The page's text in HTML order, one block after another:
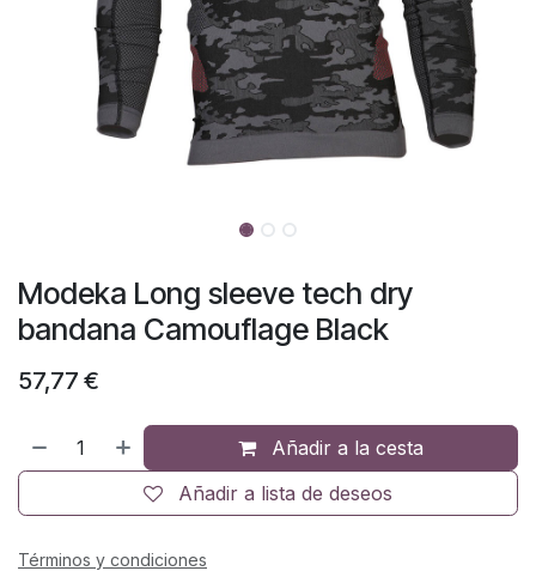
Modeka Long sleeve tech dry
bandana Camouflage Black
57,77 €
Añadir a la cesta
Añadir a lista de deseos
Términos y condiciones